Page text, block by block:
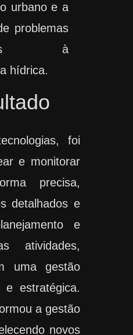
urbano e a
problemas
à
hídrica.
foi
e monitorar
precisa,
detalhados e
e
atividades,
uma gestão
e estratégica.
a gestão
novos